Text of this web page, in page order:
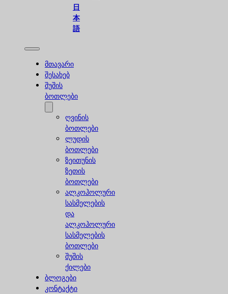
日
本
語
მთავარი
შესახებ
შუშის
ბოთლები
ღვინის
ბოთლები
ლუდის
ბოთლები
ზეითუნის
ზეთის
ბოთლები
ალკოჰოლური
სასმელების
და
ალკოჰოლური
სასმელების
ბოთლები
შუშის
ქილები
ბლოგები
კონტაქტი